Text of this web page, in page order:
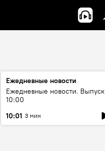
Ежедневные новости
Ежедневные новости. Выпуск
10:00
10:01 3 мин